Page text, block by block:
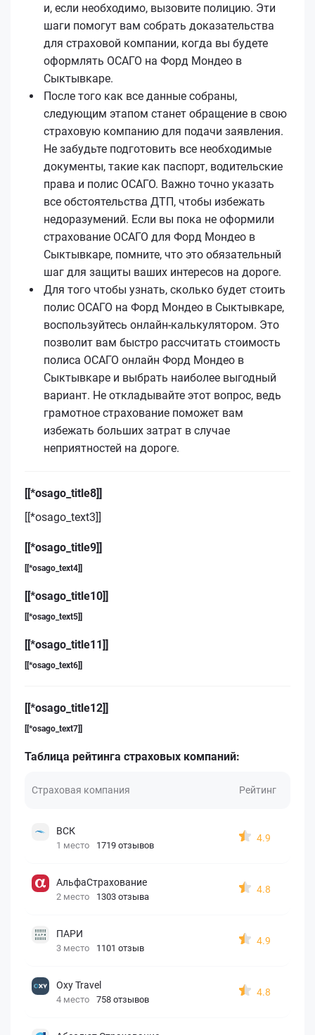
и, если необходимо, вызовите полицию. Эти
шаги помогут вам собрать доказательства
для страховой компании, когда вы будете
оформлять ОСАГО на Форд Мондео в
Сыктывкаре.
После того как все данные собраны,
следующим этапом станет обращение в свою
страховую компанию для подачи заявления.
Не забудьте подготовить все необходимые
документы, такие как паспорт, водительские
права и полис ОСАГО. Важно точно указать
все обстоятельства ДТП, чтобы избежать
недоразумений. Если вы пока не оформили
страхование ОСАГО для Форд Мондео в
Сыктывкаре, помните, что это обязательный
шаг для защиты ваших интересов на дороге.
Для того чтобы узнать, сколько будет стоить
полис ОСАГО на Форд Мондео в Сыктывкаре,
воспользуйтесь онлайн-калькулятором. Это
позволит вам быстро рассчитать стоимость
полиса ОСАГО онлайн Форд Мондео в
Сыктывкаре и выбрать наиболее выгодный
вариант. Не откладывайте этот вопрос, ведь
грамотное страхование поможет вам
избежать больших затрат в случае
неприятностей на дороге.
[[*osago_title8]]
[[*osago_text3]]
[[*osago_title9]]
[[*osago_text4]]
[[*osago_title10]]
[[*osago_text5]]
[[*osago_title11]]
[[*osago_text6]]
[[*osago_title12]]
[[*osago_text7]]
Таблица рейтинга страховых компаний:
Страховая компания Рейтинг
ВСК
1 место 1719 отзывов
4.9
АльфаСтрахование
2 место 1303 отзыва
4.8
ПАРИ
3 место 1101 отзыв
4.9
Oxy Travel
4 место 758 отзывов
4.8